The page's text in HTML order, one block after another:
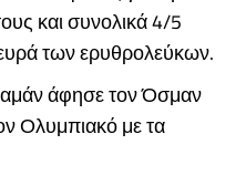
και συνολικά 4/5
των ερυθρολεύκων.
άφησε τον Όσμαν
Ολυμπιακό με τα